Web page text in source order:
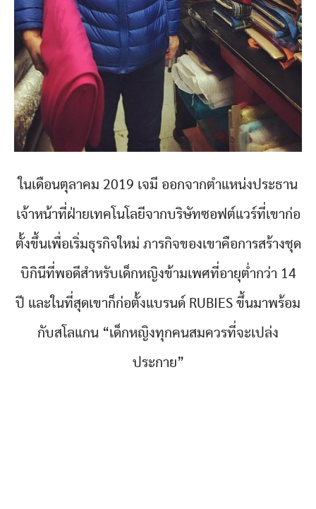
ในเดือนตุลาคม 2019 เจมี ออกจากตำแหน่งประธาน
เจ้าหน้าที่ฝ่ายเทคโนโลยีจากบริษัทซอฟต์แวร์ที่เขาก่อ
ตั้งขึ้นเพื่อเริ่มธุรกิจใหม่ ภารกิจของเขาคือการสร้างชุด
บิกินีที่พอดีสำหรับเด็กหญิงข้ามเพศที่อายุต่ำกว่า 14
ปี และในที่สุดเขาก็ก่อตั้งแบรนด์ RUBIES ขึ้นมาพร้อม
กับสโลแกน “เด็กหญิงทุกคนสมควรที่จะเปล่ง
ประกาย”